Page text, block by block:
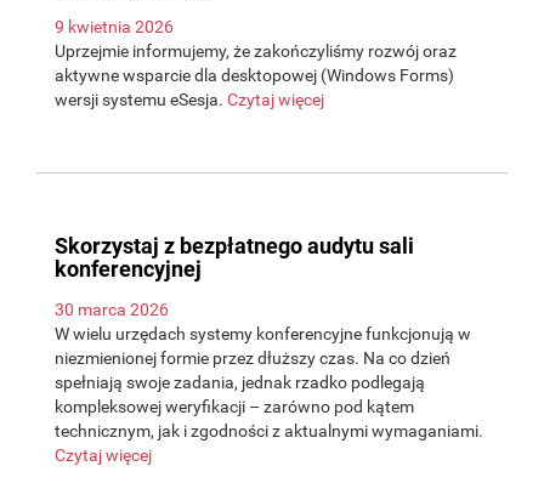
9 kwietnia 2026
Uprzejmie informujemy, że zakończyliśmy rozwój oraz
aktywne wsparcie dla desktopowej (Windows Forms)
wersji systemu eSesja. Czytaj więcej
Skorzystaj z bezpłatnego audytu sali
konferencyjnej
30 marca 2026
W wielu urzędach systemy konferencyjne funkcjonują w
niezmienionej formie przez dłuższy czas. Na co dzień
spełniają swoje zadania, jednak rzadko podlegają
kompleksowej weryfikacji – zarówno pod kątem
technicznym, jak i zgodności z aktualnymi wymaganiami.
Czytaj więcej